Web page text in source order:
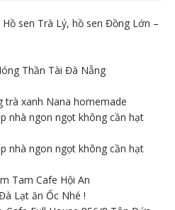
Hồ sen Trà Lý, hồ sen Đồng Lớn –
Thần Tài Đà Nẵng
trà xanh Nana homemade
nhà ngon ngọt không cần hạt
nhà ngon ngọt không cần hạt
Tam Cafe Hội An
Lạt ăn Ốc Nhé !